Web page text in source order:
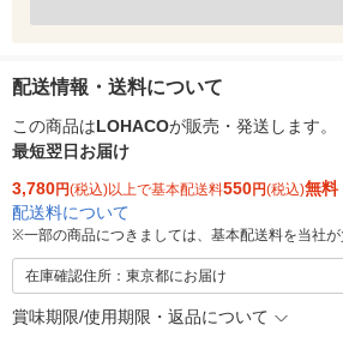
配送情報・送料について
この商品はLOHACOが販売・発送します。
最短翌日お届け
3,780円(税込)以上で基本配送料550円(税込)無料
配送料について
※一部の商品につきましては、基本配送料を当社が
在庫確認住所：東京都にお届け
賞味期限/使用期限・返品について